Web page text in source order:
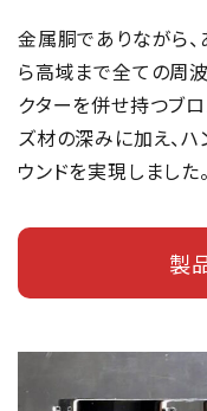
金属胴でありながら
ら高域まで全ての周
クターを併せ持つブ
ズ材の深みに加え、
ウンドを実現しました。
製